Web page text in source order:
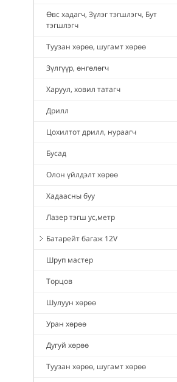
Өвс хадагч, Зүлэг тэгшлэгч, Бут
тэгшлэгч
Туузан хөрөө, шугамт хөрөө
Зүлгүүр, өнгөлөгч
Харуул, ховил татагч
Дрилл
Цохилтот дрилл, нураагч
Бусад
Олон үйлдэлт хөрөө
Хадаасны буу
Лазер тэгш ус,метр
Батарейт багаж 12V
Шруп мастер
Торцов
Шулуун хөрөө
Уран хөрөө
Дугуй хөрөө
Туузан хөрөө, шугамт хөрөө